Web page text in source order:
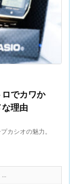
でカワか
理由
カシオの魅力。